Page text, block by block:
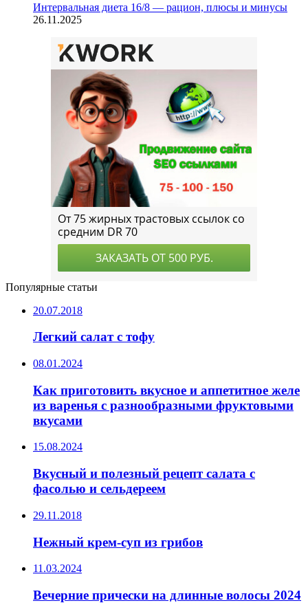
Интервальная диета 16/8 — рацион, плюсы и минусы
26.11.2025
Популярные статьи
20.07.2018
Легкий салат с тофу
08.01.2024
Как приготовить вкусное и аппетитное желе
из варенья с разнообразными фруктовыми
вкусами
15.08.2024
Вкусный и полезный рецепт салата с
фасолью и сельдереем
29.11.2018
Нежный крем-суп из грибов
11.03.2024
Вечерние прически на длинные волосы 2024